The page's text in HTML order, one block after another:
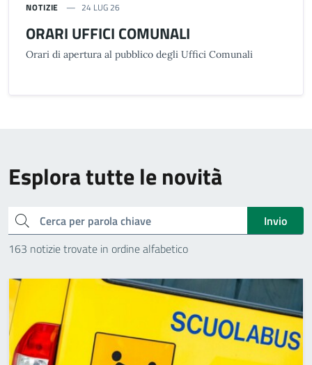
NOTIZIE 24 LUG 26
ORARI UFFICI COMUNALI
Orari di apertura al pubblico degli Uffici Comunali
Esplora tutte le novità
Cerca
Invio
163 notizie trovate in ordine alfabetico